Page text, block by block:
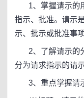
1、掌握请示的
指示、批准。请示
示、批示或批准事
2、了解请示的
分为请求指示的请
3、重点掌握请示